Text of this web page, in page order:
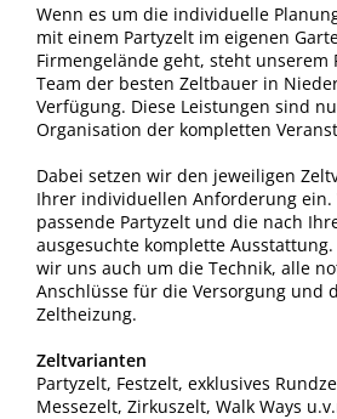
Wenn es um die individuelle
mit einem Partyzelt im eigenen
Firmengelände geht, steht unserem
Team der besten Zeltbauer in
Verfügung. Diese Leistungen sind
Organisation der kompletten
Dabei setzen wir den jeweiligen
Ihrer individuellen Anforderung ein.
passende Partyzelt und die nach
ausgesuchte komplette
wir uns auch um die Technik, alle
Anschlüsse für die Versorgung und
Zeltheizung.
Zeltvarianten
Partyzelt, Festzelt, exklusives
Messezelt, Zirkuszelt, Walk Ways